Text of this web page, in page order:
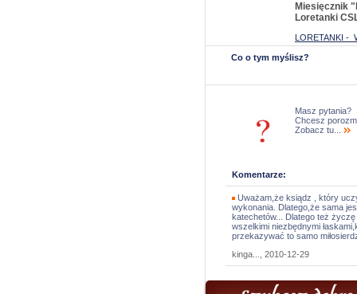
Miesięcznik
Loretanki
LORETANKI -
Co o tym myślisz?
Masz pytania?
Chcesz
Zobacz tu...
Komentarze:
Uważam,że ksiądz , który
wykonania. Dlatego,że sama
katechetów... Dlatego też
wszelkimi niezbędnymi
przekazywać to samo
kinga..., 2010-12-29